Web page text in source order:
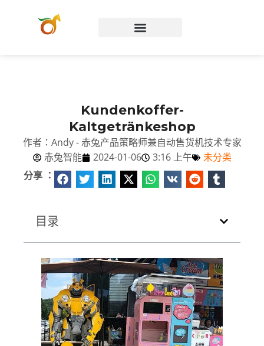
Kundenkoffer-
Kaltgetränkeshop
作者：Andy - 赤兔产品策略师兼自动售货机技术专家
赤兔智能
2024-01-06 3:16 上午
未分类
分享 ：
目录